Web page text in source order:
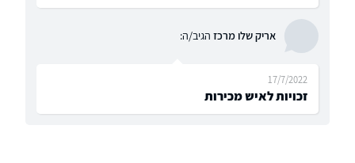
אריק שלו מרכז הגיב/ה:
זכויות לאיש מכירות
17/7/2022